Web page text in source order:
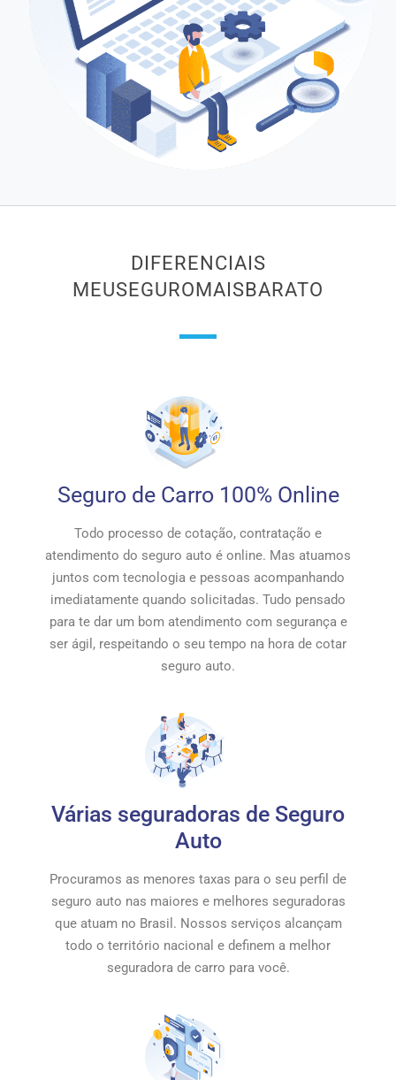
DIFERENCIAIS
MEUSEGUROMAISBARATO
Seguro de Carro 100% Online
Todo processo de cotação, contratação e
atendimento do seguro auto é online. Mas atuamos
juntos com tecnologia e pessoas acompanhando
imediatamente quando solicitadas. Tudo pensado
para te dar um bom atendimento com segurança e
ser ágil, respeitando o seu tempo na hora de cotar
seguro auto.
Várias seguradoras de Seguro
Auto
Procuramos as menores taxas para o seu perfil de
seguro auto nas maiores e melhores seguradoras
que atuam no Brasil. Nossos serviços alcançam
todo o território nacional e definem a melhor
seguradora de carro para você.